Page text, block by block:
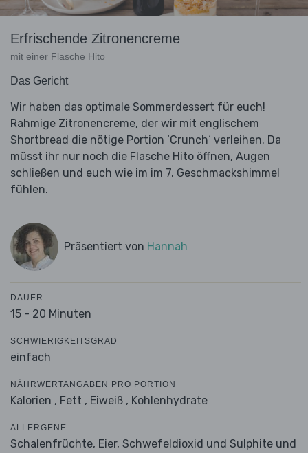
Erfrischende Zitronencreme
mit einer Flasche Hito
Das Gericht
Wir haben das optimale Sommerdessert für euch!
Rahmige Zitronencreme, der wir mit englischem
Shortbread die nötige Portion ‘Crunch‘ verleihen. Da
müsst ihr nur noch die Flasche Hito öffnen, Augen
schließen und euch wie im im 7. Geschmackshimmel
fühlen.
Präsentiert von Hannah
DAUER
15 - 20 Minuten
SCHWIERIGKEITSGRAD
einfach
NÄHRWERTANGABEN PRO PORTION
Kalorien , Fett , Eiweiß , Kohlenhydrate
ALLERGENE
Schalenfrüchte, Eier, Schwefeldioxid und Sulphite und